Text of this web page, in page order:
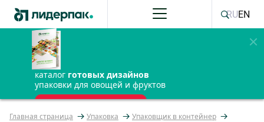
каталог готовых дизайнов
упаковки для овощей и фруктов
ПОЛУЧИТЬ БЕСПЛАТНО
RUEN
Главная страница Упаковка
Упаковщик в контейнер